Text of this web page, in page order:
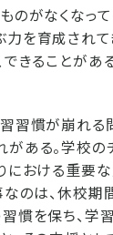
のがなくなって
を育成されて
できることがあ
習慣が崩れる
ある。学校の
における重要
なのは、休校
慣を保ち、学